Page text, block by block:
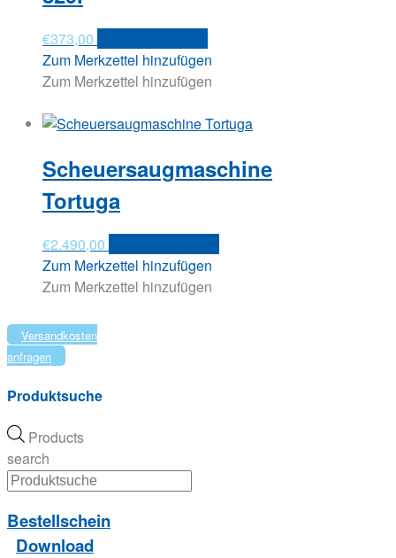
€373,00
Zum Merkzettel hinzufügen
Zum Merkzettel hinzufügen
Scheuersaugmaschine
Tortuga
€2.490,00
Zum Merkzettel hinzufügen
Zum Merkzettel hinzufügen
Versandkosten
anfragen
Produktsuche
Products
search
Bestellschein
Download